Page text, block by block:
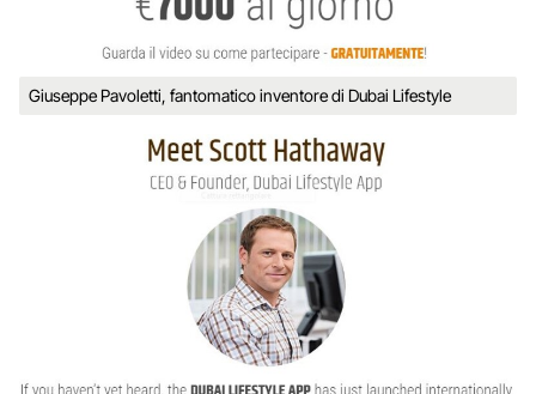
Giuseppe Pavoletti, fantomatico inventore di Dubai Lifestyle